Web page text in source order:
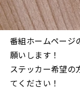
番組ホームページ
願いします！
ステッカー希望の
てください！